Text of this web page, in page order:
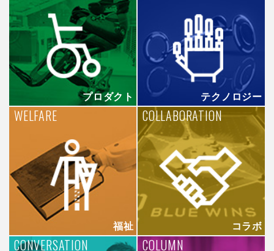
プロダクト テクノロジー
福祉
WELFARE
コラボ
COLLABORATION
CONVERSATION COLUMN